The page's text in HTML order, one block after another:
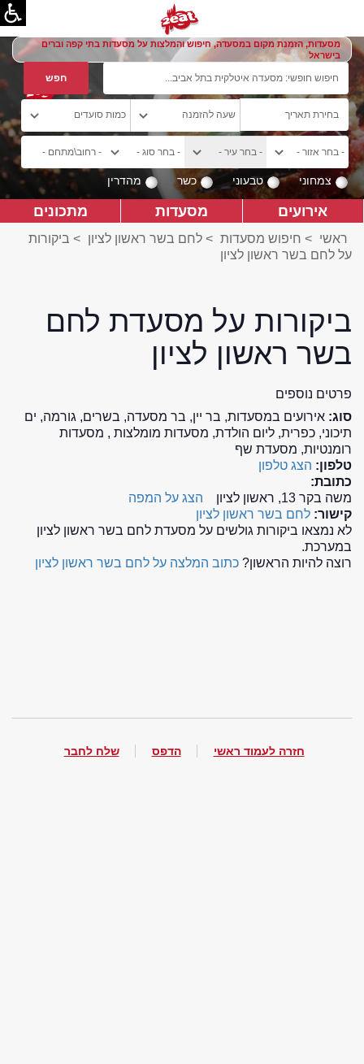
מסעדות, הזמנת מקום במסעדה, חיפוש והמלצות על מסעדות בתי קפה וברים
בישראל
צמחוני טבעוני כשר מהדרין
אירועים מסעדות מתכונים
ראשי > חיפוש מסעדות > לחם בשר ראשון לציון > ביקורות
על לחם בשר ראשון לציון
ביקורות על מסעדת לחם
בשר ראשון לציון
פרטים נוספים
סוג: אירועים במסעדות, בר יין, בר מסעדה, בשרים, גורמה, ים
תיכוני, כפרית, ליום הולדת, מסעדות מומלצות , מסעדות
רומנטיות, מסעדת שף
טלפון: הצג טלפון
כתובת:
משה בקר 13, ראשון לציון
הצג על המפה
קישור: לחם בשר ראשון לציון
לא נמצאו ביקורות גולשים על מסעדת לחם בשר ראשון לציון
במערכת.
רוצה להיות הראשון? כתוב המלצה על לחם בשר ראשון לציון
חזרה לעמוד ראשי הדפס שלח לחבר